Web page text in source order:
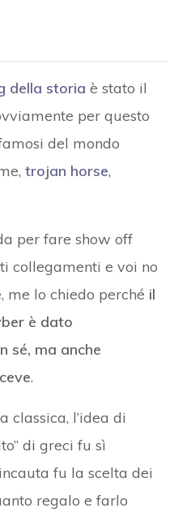
della storia è stato il
per questo
del mondo
trojan horse,
per fare show off
collegamenti e voi no
me lo chiedo perché il
è dato
sé, ma anche
.
classica, l’idea di
di greci fu sì
fu la scelta dei
regalo e farlo